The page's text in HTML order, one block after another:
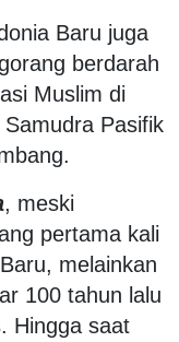
Baru juga
berdarah
Muslim di
Pasifik
, meski
pertama kali
melainkan
100 tahun lalu
Hingga saat